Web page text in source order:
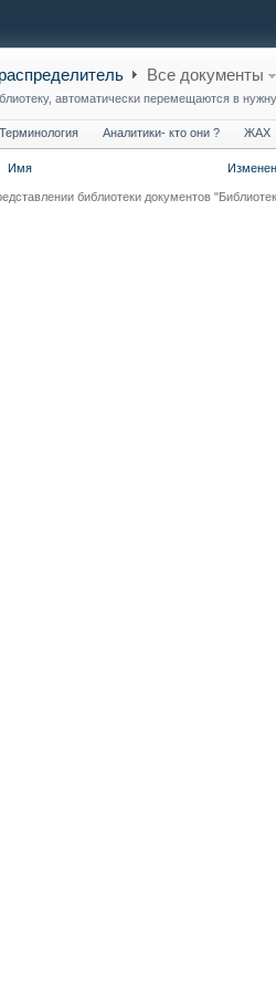
Все документы
автоматически перемещаются в
Терминология Аналитики- кто они ? ЖАХ
Имя Изменен
библиотеки документов